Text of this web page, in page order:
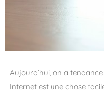
Aujourd’hui, on a
Internet est une chose